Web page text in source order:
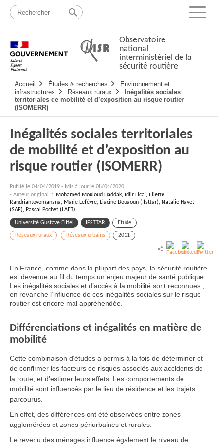
Passer
contenu
Menu
Observatoire
national
interministériel de la
sécurité routière
principale
Accueil Études & recherches
Environnement et
infrastructures
Réseaux ruraux
Inégalités sociales
territoriales de mobilité et d’exposition au risque routier
(ISOMERR)
Inégalités sociales territoriales
de mobilité et d’exposition au
risque routier (ISOMERR)
Publié le 04/04/2019 - Mis à jour le 08/04/2020
- Auteur original :
Mohamed Mouloud Haddak, Idlir Licaj, Eliette
Randriantovomanana, Marie Lefèvre, Liacine Bouaoun (Ifsttar), Natalie Havet
(SAF), Pascal Pochet (LAET)
Université Gustave Eiffel IFSTTAR Etude
Réseaux ruraux Réseaux urbains 2011
En France, comme dans la plupart des pays, la sécurité routière
est devenue au fil du temps un enjeu majeur de santé publique.
Les inégalités sociales et d’accès à la mobilité sont reconnues ;
en revanche l’influence de ces inégalités sociales sur le risque
routier est encore mal appréhendée.
Différenciations et inégalités en matière de
mobilité
Cette combinaison d’études a permis à la fois de déterminer et
de confirmer les facteurs de risques associés aux accidents de
la route, et d’estimer leurs effets. Les comportements de
mobilité sont influencés par le lieu de résidence et les trajets
parcourus.
En effet, des différences ont été observées entre zones
agglomérées et zones périurbaines et rurales.
Le revenu des ménages influence également le niveau de